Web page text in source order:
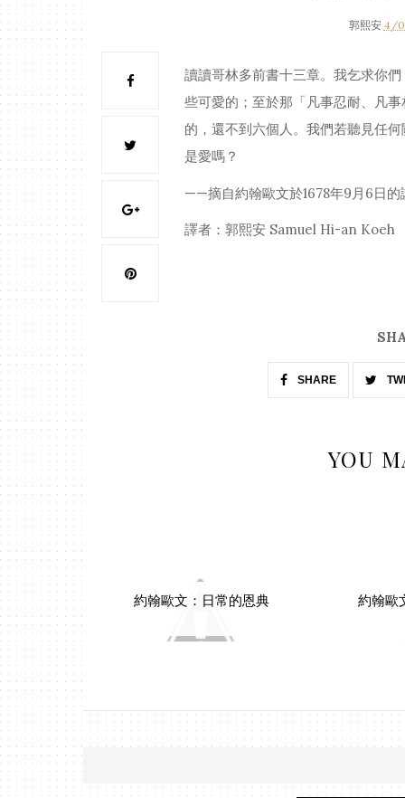
郭熙安 4/
讀讀哥林多前書十三章。我乞求你
些可愛的；至於那「凡事忍耐、凡
的，還不到六個人。我們若聽見任
是愛嗎？
——摘自約翰歐文於1678年9月6日的
譯者：郭熙安 Samuel Hi-an Koeh
SHARE
YOU
約翰歐文：日常的恩典 約翰歐